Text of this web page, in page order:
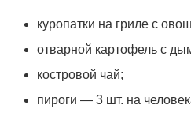
куропатки на гриле с
отварной картофель с
костровой чай;
пироги — 3 шт. на